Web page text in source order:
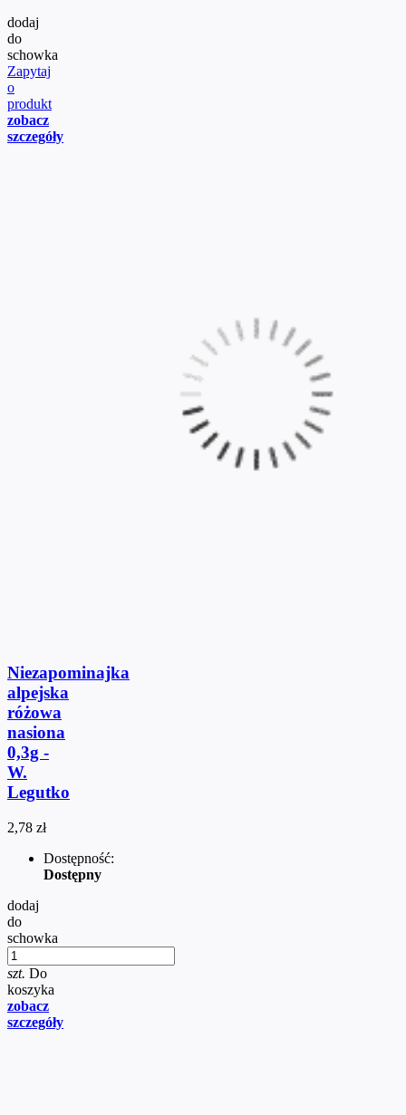
dodaj
do
schowka
Zapytaj
o
produkt
zobacz
szczegóły
Niezapominajka
alpejska
różowa
nasiona
0,3g -
W.
Legutko
2,78 zł
Dostępność:
Dostępny
dodaj
do
schowka
szt. Do
koszyka
zobacz
szczegóły